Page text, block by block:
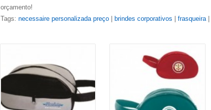
orçamento!
Tags: necessaire personalizada preço brindes corporativos frasqueira